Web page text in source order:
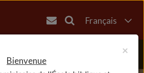
Français
×
Bienvenue